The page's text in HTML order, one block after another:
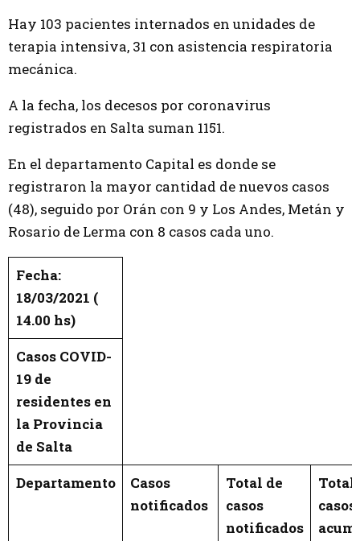
Hay 103 pacientes internados en unidades de
terapia intensiva, 31 con asistencia respiratoria
mecánica.
A la fecha, los decesos por coronavirus
registrados en Salta suman 1151.
En el departamento Capital es donde se
registraron la mayor cantidad de nuevos casos
(48), seguido por Orán con 9 y Los Andes, Metán y
Rosario de Lerma con 8 casos cada uno.
Fecha:
18/03/2021 (
14.00 hs)
Casos COVID-
19 de
residentes en
la Provincia
de Salta
Departamento
Casos
notificados
Total de
casos
notificados
Total
casos